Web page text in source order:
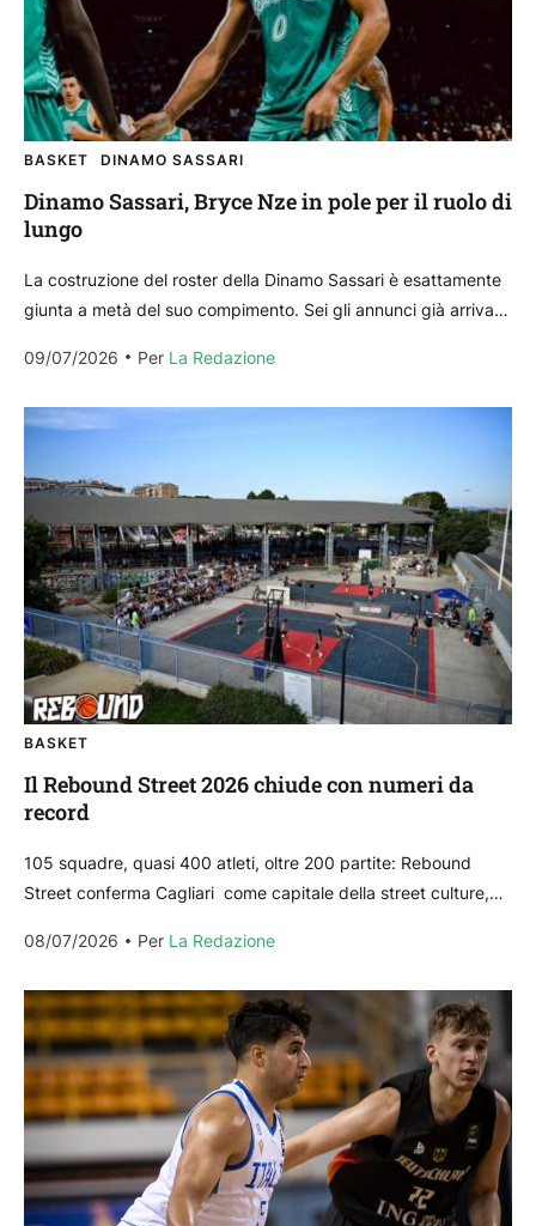
BASKET DINAMO SASSARI
Dinamo Sassari, Bryce Nze in pole per il ruolo di
lungo
La costruzione del roster della Dinamo Sassari è esattamente
giunta a metà del suo compimento. Sei gli annunci già arrivati
09/07/2026
Per La Redazione
BASKET
Il Rebound Street 2026 chiude con numeri da
record
105 squadre, quasi 400 atleti, oltre 200 partite: Rebound
Street conferma Cagliari come capitale della street culture,
08/07/2026
Per La Redazione